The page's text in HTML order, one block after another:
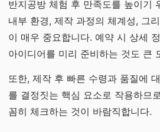
반지공방 체험 후 만족도를 높이기
내부 환경, 제작 과정의 체계성, 그
이 매우 중요합니다. 예약 시 상세
아이디어를 미리 준비하는 것도 큰
또한, 제작 후 빠른 수령과 품질에
를 결정짓는 핵심 요소로 작용하므
꼼히 체크하는 것이 바람직합니다.